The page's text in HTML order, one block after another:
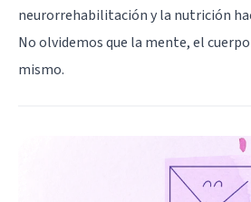
neurorrehabilitación y la nutrición
No olvidemos que la mente, el
mismo.